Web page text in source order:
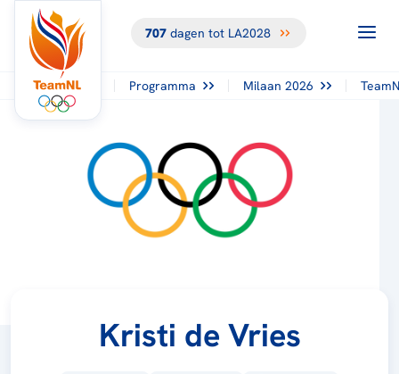
707dagen tot LA2028
Programma Milaan 2026
Kristi de Vries